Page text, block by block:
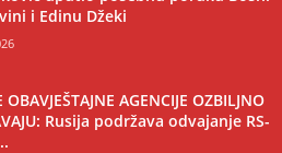
i Edinu Džeki
OBAVJEŠTAJNE AGENCIJE OZBILJNO
Rusija podržava odvajanje RS-